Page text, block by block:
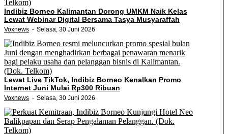
Indibiz Borneo Kalimantan Dorong UMKM Naik Kelas
Lewat Webinar Digital Bersama Tasya Musyaraffah
Voxnews Selasa, 30 Juni 2026
Lewat Live TikTok, Indibiz Borneo Kenalkan Promo
Internet Juni Mulai Rp300 Ribuan
Voxnews Selasa, 30 Juni 2026